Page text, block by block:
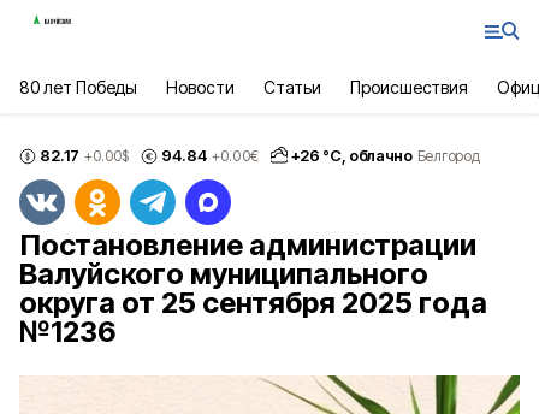
80 лет Победы Новости Статьи Происшествия
82.17 +0.00$ 94.84 +0.00€ +26 °С, облачно Белгород
Постановление администрации
Валуйского муниципального
округа от 25 сентября 2025 года
№1236